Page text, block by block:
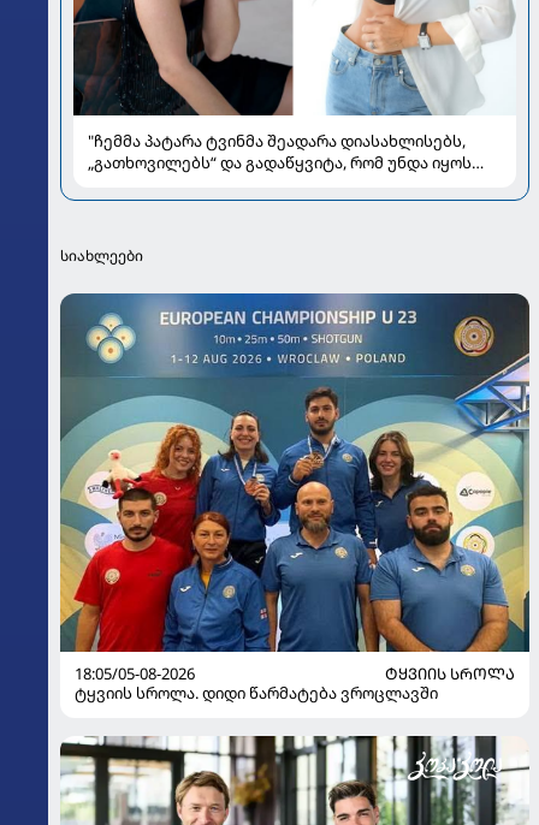
"ჩემმა პატარა ტვინმა შეადარა დიასახლისებს,
„გათხოვილებს“ და გადაწყვიტა, რომ უნდა იყოს
ალლექსანდრა პაიჭაძე
სიახლეები
18:05/05-08-2026
ᲢᲧᲕᲘᲘᲡ ᲡᲠᲝᲚᲐ
ტყვიის სროლა. დიდი წარმატება ვროცლავში